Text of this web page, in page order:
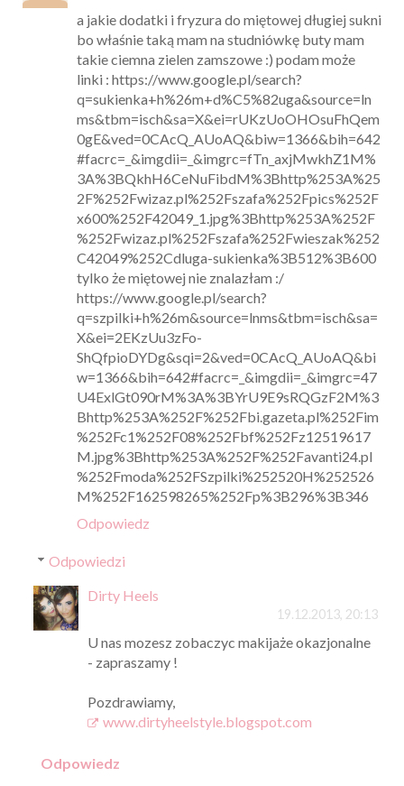
a jakie dodatki i fryzura do miętowej długiej sukni
bo właśnie taką mam na studniówkę buty mam
takie ciemna zielen zamszowe :) podam może
linki : https://www.google.pl/search?
q=sukienka+h%26m+d%C5%82uga&source=ln
ms&tbm=isch&sa=X&ei=rUKzUoOHOsuFhQem
0gE&ved=0CAcQ_AUoAQ&biw=1366&bih=642
#facrc=_&imgdii=_&imgrc=fTn_axjMwkhZ1M%
3A%3BQkhH6CeNuFibdM%3Bhttp%253A%25
2F%252Fwizaz.pl%252Fszafa%252Fpics%252F
x600%252F42049_1.jpg%3Bhttp%253A%252F
%252Fwizaz.pl%252Fszafa%252Fwieszak%252
C42049%252Cdluga-sukienka%3B512%3B600
tylko że miętowej nie znalazłam :/
https://www.google.pl/search?
q=szpilki+h%26m&source=lnms&tbm=isch&sa=
X&ei=2EKzUu3zFo-
ShQfpioDYDg&sqi=2&ved=0CAcQ_AUoAQ&bi
w=1366&bih=642#facrc=_&imgdii=_&imgrc=47
U4ExlGt090rM%3A%3BYrU9E9sRQGzF2M%3
Bhttp%253A%252F%252Fbi.gazeta.pl%252Fim
%252Fc1%252F08%252Fbf%252Fz12519617
M.jpg%3Bhttp%253A%252F%252Favanti24.pl
%252Fmoda%252FSzpilki%252520H%252526
M%252F162598265%252Fp%3B296%3B346
Odpowiedz
Odpowiedzi
Dirty Heels
19.12.2013, 20:13
U nas mozesz zobaczyc makijaże okazjonalne
- zapraszamy !
Pozdrawiamy,
www.dirtyheelstyle.blogspot.com
Odpowiedz